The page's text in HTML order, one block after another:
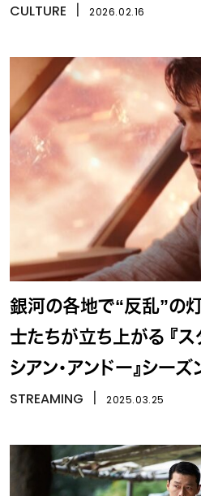
CULTURE 2026.02.16
銀河の各地で“反乱”の
士たちが立ち上がる 『ス
シアン・アンドー』シー
STREAMING 2025.03.25